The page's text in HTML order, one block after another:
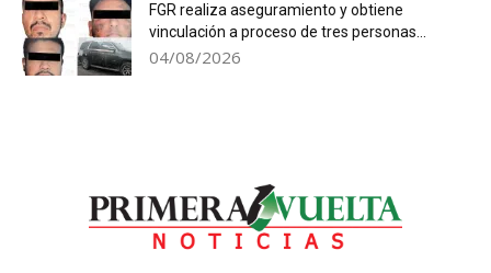
FGR realiza aseguramiento y obtiene
vinculación a proceso de tres personas...
04/08/2026